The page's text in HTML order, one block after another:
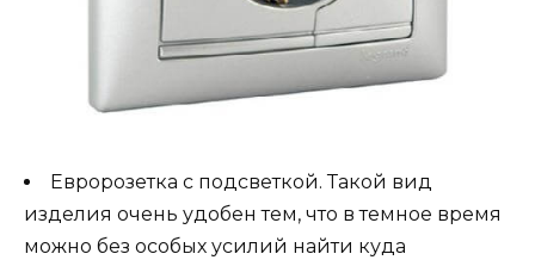
Евророзетка с подсветкой. Такой вид
изделия очень удобен тем, что в темное время
можно без особых усилий найти куда